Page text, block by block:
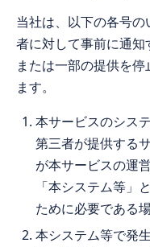
当社は、以下の各号
者に対して事前に通
または一部の提供を
ます。
本サービスのシス
第三者が提供する
が本サービスの運
「本システム等」
ために必要である
本システム等で発